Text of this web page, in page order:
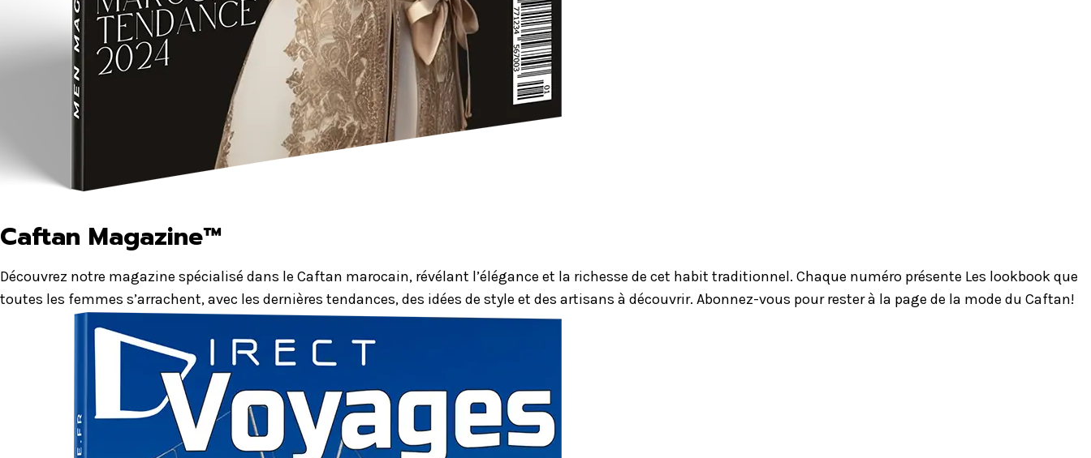
Caftan Magazine™
Découvrez notre magazine spécialisé dans le Caftan marocain, révélant l’élégance et la richesse de cet habit traditionnel. Chaque numéro présente Les lookbook que
toutes les femmes s’arrachent, avec les dernières tendances, des idées de style et des artisans à découvrir. Abonnez-vous pour rester à la page de la mode du Caftan!